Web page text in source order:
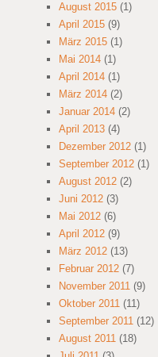
August 2015 (1)
April 2015 (9)
März 2015 (1)
Mai 2014 (1)
April 2014 (1)
März 2014 (2)
Januar 2014 (2)
April 2013 (4)
Dezember 2012 (1)
September 2012 (1)
August 2012 (2)
Juni 2012 (3)
Mai 2012 (6)
April 2012 (9)
März 2012 (13)
Februar 2012 (7)
November 2011 (9)
Oktober 2011 (11)
September 2011 (12)
August 2011 (18)